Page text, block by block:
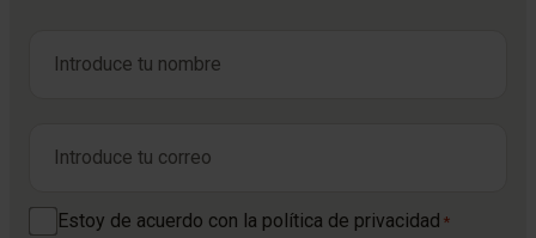
Consentimiento *
Estoy de acuerdo con la política de privacidad *